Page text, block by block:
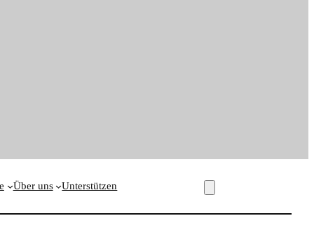
Über uns Unterstützen